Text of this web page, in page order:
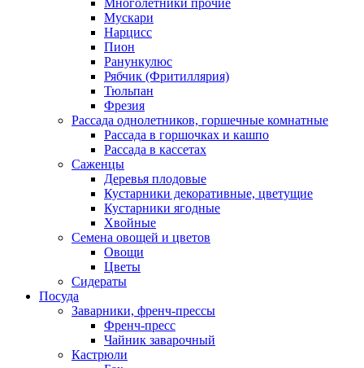
Мускари
Нарцисс
Пион
Ранункулюс
Рябчик (Фритиллярия)
Тюльпан
Фрезия
Рассада однолетников, горшечные комнатные
Рассада в горшочках и кашпо
Рассада в кассетах
Саженцы
Деревья плодовые
Кустарники декоративные, цветущие
Кустарники ягодные
Хвойные
Семена овощей и цветов
Овощи
Цветы
Сидераты
Посуда
Заварники, френч-прессы
Френч-пресс
Чайник заварочный
Кастрюли